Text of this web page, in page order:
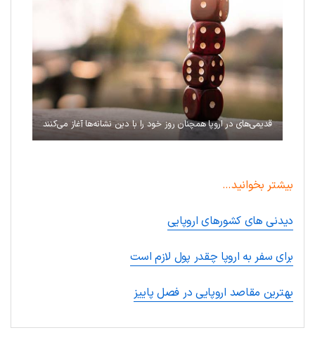
قدیمی‌های در اروپا همچنان روز خود را با دین نشانه‌ها آغاز می‌کنند
بیشتر بخوانید…
دیدنی های کشورهای اروپایی
برای سفر به اروپا چقدر پول لازم است
بهترین مقاصد اروپایی در فصل پاییز